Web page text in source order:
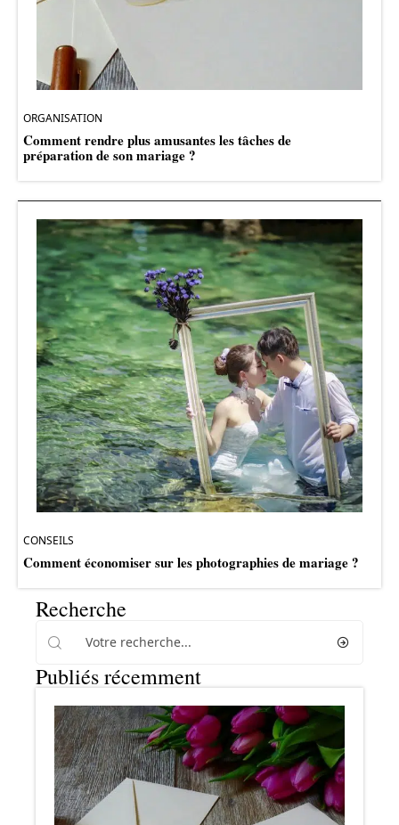
ORGANISATION
Comment rendre plus amusantes les tâches de
préparation de son mariage ?
CONSEILS
Comment économiser sur les photographies de mariage ?
Recherche
Publiés récemment